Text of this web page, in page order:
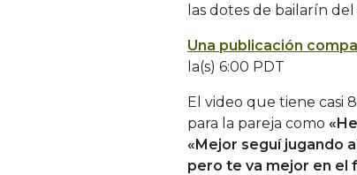
las dotes de bailarín
Una publicación
la(s) 6:00 PDT
El video que tiene casi
para la pareja como
«Mejor seguí jugando
pero te va mejor en el